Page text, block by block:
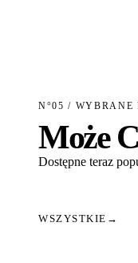
N°05 / WYBRANE
Może
Dostępne teraz
WSZYSTKIE →